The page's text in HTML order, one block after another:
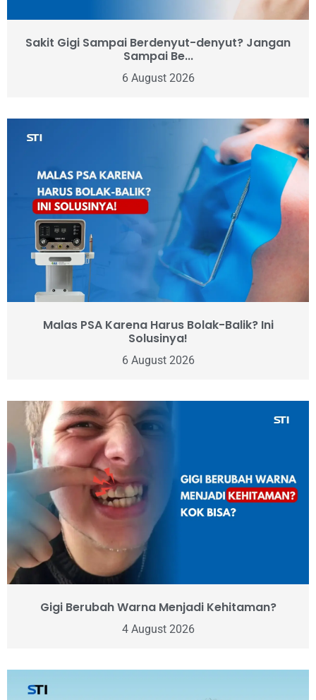
Sakit Gigi Sampai Berdenyut-denyut? Jangan
Sampai Be...
6 August 2026
Malas PSA Karena Harus Bolak-Balik? Ini
Solusinya!
6 August 2026
Gigi Berubah Warna Menjadi Kehitaman?
4 August 2026